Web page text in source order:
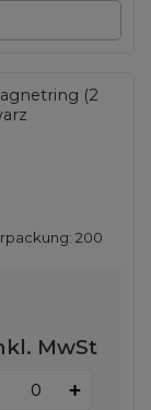
(2
200
MwSt
+